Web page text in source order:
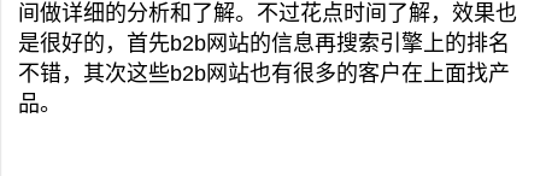
间做详细的分析和了解。不过花点时间了解，效果也
是很好的，首先b2b网站的信息再搜索引擎上的排名
不错，其次这些b2b网站也有很多的客户在上面找产
品。